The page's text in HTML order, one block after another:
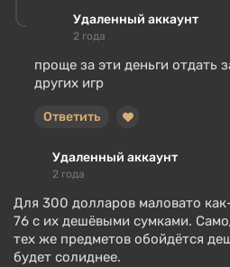
Удаленный аккаунт
2 года
проще за эти деньги отдать
других игр
Ответить
Удаленный аккаунт
2 года
Для 300 долларов маловато
76 c их дешёвыми сумками.
тех же предметов обойдётся
будет солиднее.